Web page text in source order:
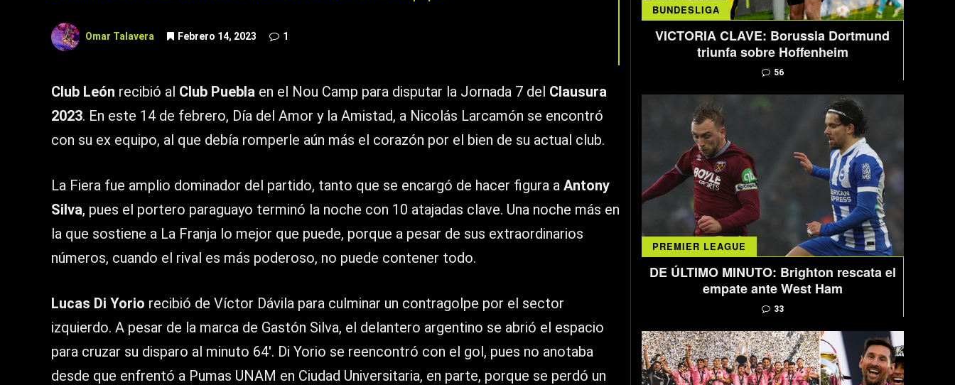
Omar Talavera Febrero 14, 2023 1
Club León recibió al Club Puebla en el Nou Camp para disputar la Jornada 7 del Clausura
2023. En este 14 de febrero, Día del Amor y la Amistad, a Nicolás Larcamón se encontró
con su ex equipo, al que debía romperle aún más el corazón por el bien de su actual club.
La Fiera fue amplio dominador del partido, tanto que se encargó de hacer figura a Antony
Silva, pues el portero paraguayo terminó la noche con 10 atajadas clave. Una noche más en
la que sostiene a La Franja lo mejor que puede, porque a pesar de sus extraordinarios
números, cuando el rival es más poderoso, no puede contener todo.
Lucas Di Yorio recibió de Víctor Dávila para culminar un contragolpe por el sector
izquierdo. A pesar de la marca de Gastón Silva, el delantero argentino se abrió el espacio
para cruzar su disparo al minuto 64′. Di Yorio se reencontró con el gol, pues no anotaba
desde que enfrentó a Pumas UNAM en Ciudad Universitaria, en parte, porque se perdó un
BUNDESLIGA
VICTORIA CLAVE: Borussia Dortmund
triunfa sobre Hoffenheim
56
PREMIER LEAGUE
DE ÚLTIMO MINUTO: Brighton rescata el
empate ante West Ham
33